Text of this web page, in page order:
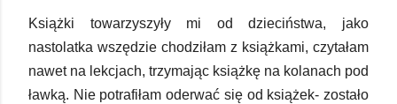
Książki towarzyszyły mi od dzieciństwa, jako
nastolatka wszędzie chodziłam z książkami, czytałam
nawet na lekcjach, trzymając książkę na kolanach pod
ławką. Nie potrafiłam oderwać się od książek- zostało